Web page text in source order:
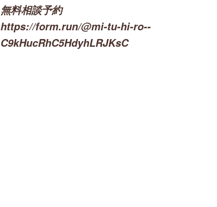
無料相談予約
https://form.run/@mi-tu-hi-ro--
C9kHucRhC5HdyhLRJKsC